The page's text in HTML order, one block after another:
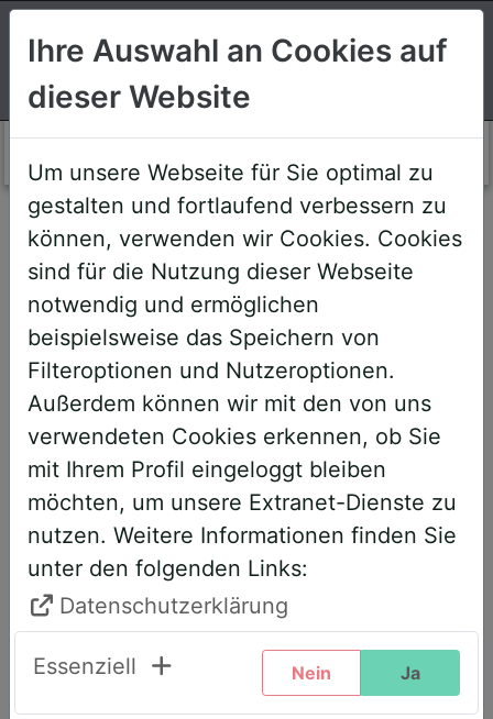
Willkommen!
Sehr geehrte Teilnehmerinnen und
Teilnehmer,
um Ihnen zukünftige Buchungen zu
erleichtern, haben wir unser System
umstrukturiert und den AWS+-Account
entsprechend angepasst. Bitte führen
Sie daher folgende Schritte durch,
wenn Sie diesen Text zum ersten Mal
sehen, um weiterhin vollen Zugriff zu
haben:
Klicken Sie oben rechts auf den Reiter
Ihre Auswahl an Cookies auf
dieser Website
Um unsere Webseite für Sie optimal zu
gestalten und fortlaufend verbessern zu
können, verwenden wir Cookies. Cookies
sind für die Nutzung dieser Webseite
notwendig und ermöglichen
beispielsweise das Speichern von
Filteroptionen und Nutzeroptionen.
Außerdem können wir mit den von uns
verwendeten Cookies erkennen, ob Sie
mit Ihrem Profil eingeloggt bleiben
möchten, um unsere Extranet-Dienste zu
nutzen. Weitere Informationen finden Sie
unter den folgenden Links:
Datenschutzerklärung
Essenziell Nein Ja